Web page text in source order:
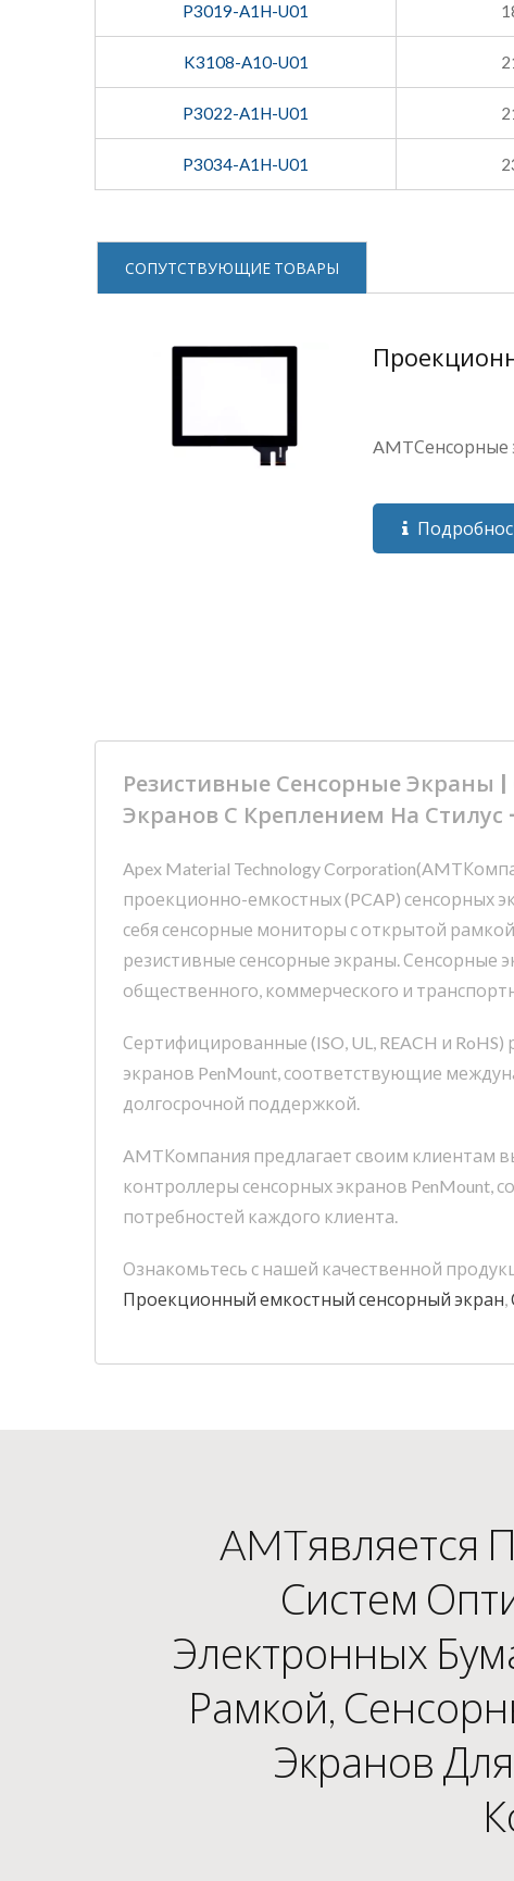
P3019-A1H-U01
K3108-A10-U01
P3022-A1H-U01
P3034-A1H-U01
СОПУТСТВУЮЩИЕ ТОВАРЫ
AMTСенсорные
Резистивные Сенсорные Экраны
Экранов С Креплением На Стилус
Apex Material Technology
проекционно-емкостных (PCAP) сенсорных
себя сенсорные мониторы с открытой
резистивные сенсорные экраны. Сенсорные
общественного, коммерческого и
Сертифицированные (ISO, UL, REACH и
экранов PenMount, соответствующие
долгосрочной поддержкой.
AMTКомпания предлагает своим клиентам
контроллеры сенсорных экранов PenMount,
потребностей каждого клиента.
Ознакомьтесь с нашей качественной
Проекционный емкостный сенсорный экран,
AMTявляется
Систем
Электронных
Рамкой,
Экранов